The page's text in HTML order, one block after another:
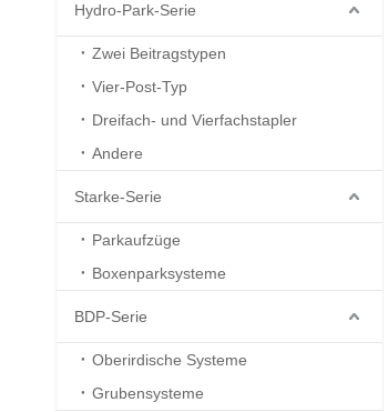
Hydro-Park-Serie
Zwei Beitragstypen
Vier-Post-Typ
Dreifach- und Vierfachstapler
Andere
Starke-Serie
Parkaufzüge
Boxenparksysteme
BDP-Serie
Oberirdische Systeme
Grubensysteme